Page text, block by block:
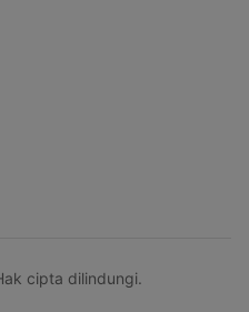
cipta dilindungi.